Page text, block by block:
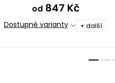
od 847 Kč
Dostupné varianty + další